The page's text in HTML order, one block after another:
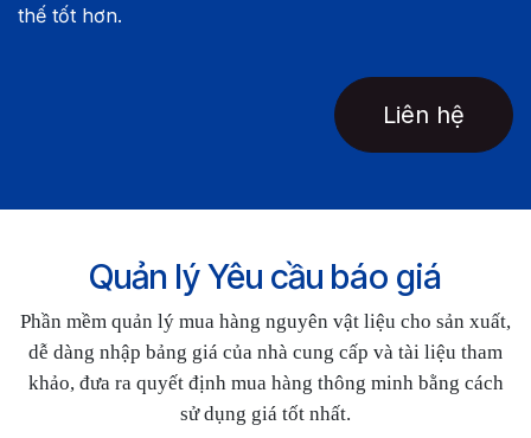
thế tốt hơn.
Liên hệ
Quản lý Yêu cầu báo giá
Phần mềm quản lý mua hàng nguyên vật liệu cho sản xuất,
dễ dàng nhập bảng giá của nhà cung cấp và tài liệu tham
khảo, đưa ra quyết định mua hàng thông minh bằng cách
sử dụng giá tốt nhất.